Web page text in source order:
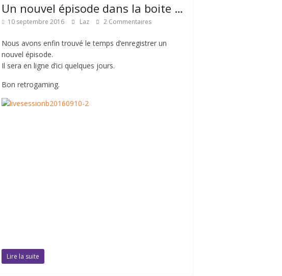
Un nouvel épisode dans la boite …
10 septembre 2016 Laz 2 Commentaires
Nous avons enfin trouvé le temps d’enregistrer un
nouvel épisode.
Il sera en ligne d’ici quelques jours.
Bon retrogaming.
Lire la suite